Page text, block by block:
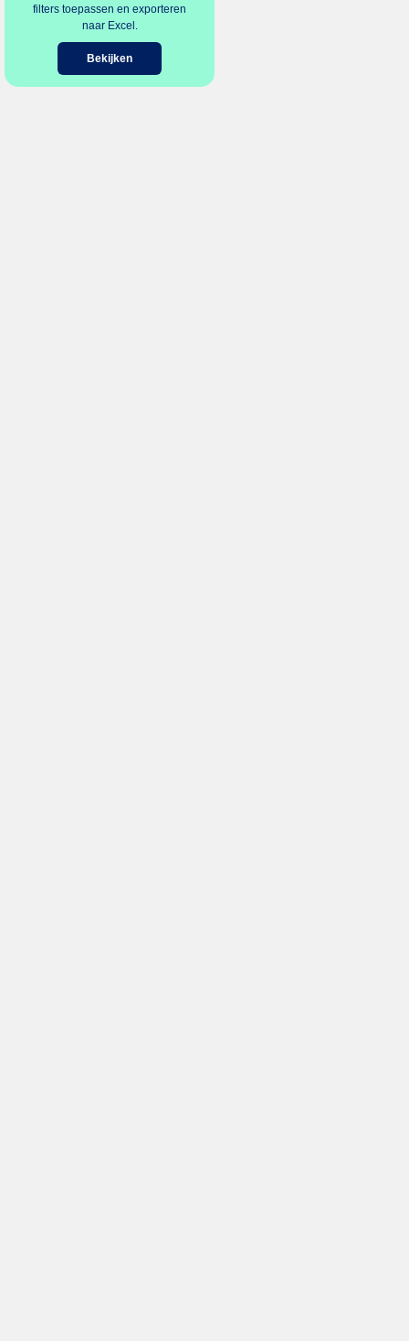
filters toepassen en exporteren
naar Excel.
Bekijken